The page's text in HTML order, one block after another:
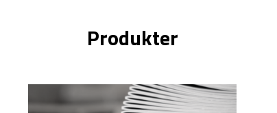
Produkter